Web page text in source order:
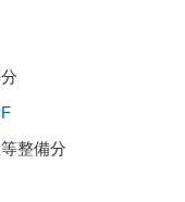
整備分